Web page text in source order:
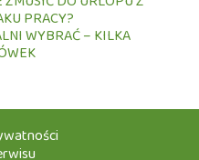
PRACY?
WYBRAĆ – KILKA